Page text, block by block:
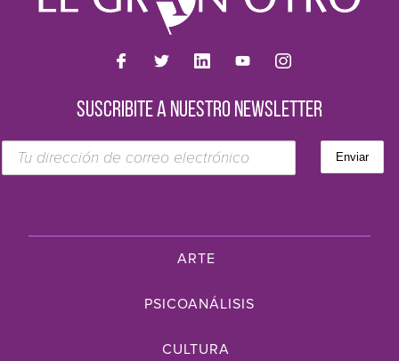
SUSCRIBITE A NUESTRO NEWSLETTER
ARTE
PSICOANÁLISIS
CULTURA